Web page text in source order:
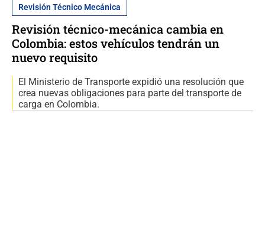
Revisión Técnico Mecánica
Revisión técnico-mecánica cambia en
Colombia: estos vehículos tendrán un
nuevo requisito
El Ministerio de Transporte expidió una resolución que
crea nuevas obligaciones para parte del transporte de
carga en Colombia.